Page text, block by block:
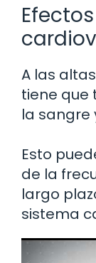
A las
tiene que
la sangre
Esto
de la
largo
sistema